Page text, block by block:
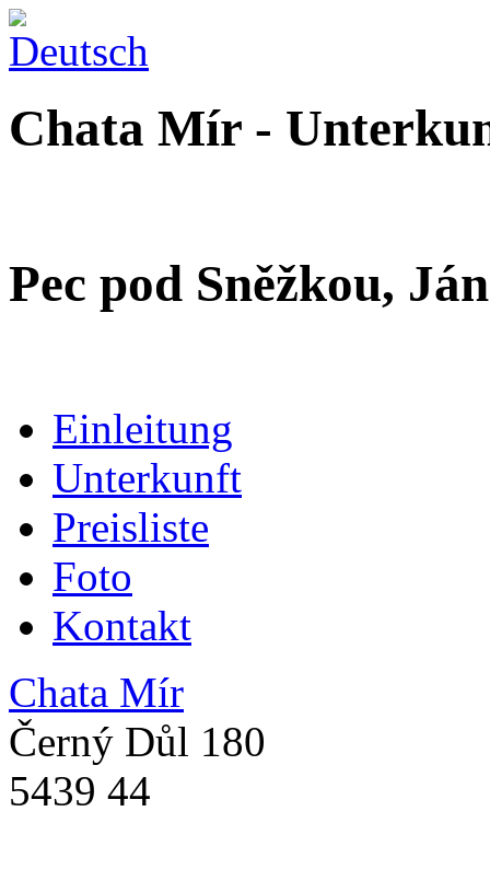
Chata Mír -
Pec pod Sněžkou,
Einleitung
Unterkunft
Preisliste
Foto
Kontakt
Chata Mír
Černý Důl 180
5439 44